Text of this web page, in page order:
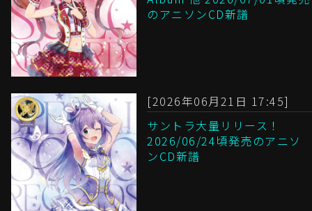
のアニソンCD新譜
[2026年06月21日 17:45]
サントラ大量リリース！
2026/06/24頃発売のアニソ
ンCD新譜